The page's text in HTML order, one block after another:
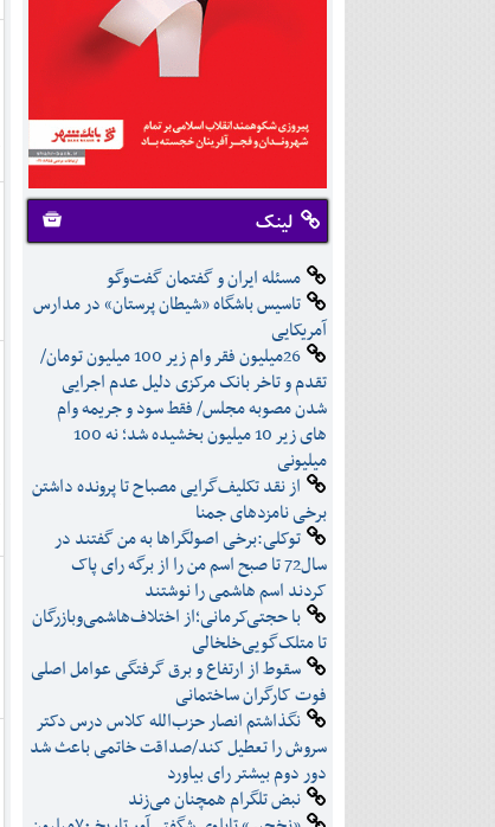
لینک
مسئله ايران و گفتمان گفت‌وگو
تاسیس باشگاه «شیطان پرستان» در مدارس
آمریکایی
26میلیون فقر وام زیر 100 میلیون تومان/
تقدم و تاخر بانک مرکزی دلیل عدم اجرایی
شدن مصوبه مجلس/ فقط سود و جریمه وام
های زیر 10 میلیون بخشیده شد؛ نه 100
میلیونی
از نقد تکلیف‌گرایی مصباح تا پرونده‌ داشتن
برخی نامزدهای جمنا
توکلی:برخی اصولگراها به من گفتند در
سال72 تا صبح اسم من را از برگه رای پاک
کردند اسم هاشمی را نوشتند
با حجتی‌کرمانی؛از اختلاف‌هاشمی‌وبازرگان
تا متلک‌گویی‌خلخالی
سقوط از ارتفاع و برق گرفتگی عوامل اصلی
فوت کارگران ساختمانی
نگذاشتم انصار حزب‌الله کلاس درس دکتر
سروش را تعطیل کند/صداقت خاتمی باعث شد
دور دوم بیشتر رای بیاورد
نبض تلگرام همچنان می‌زند